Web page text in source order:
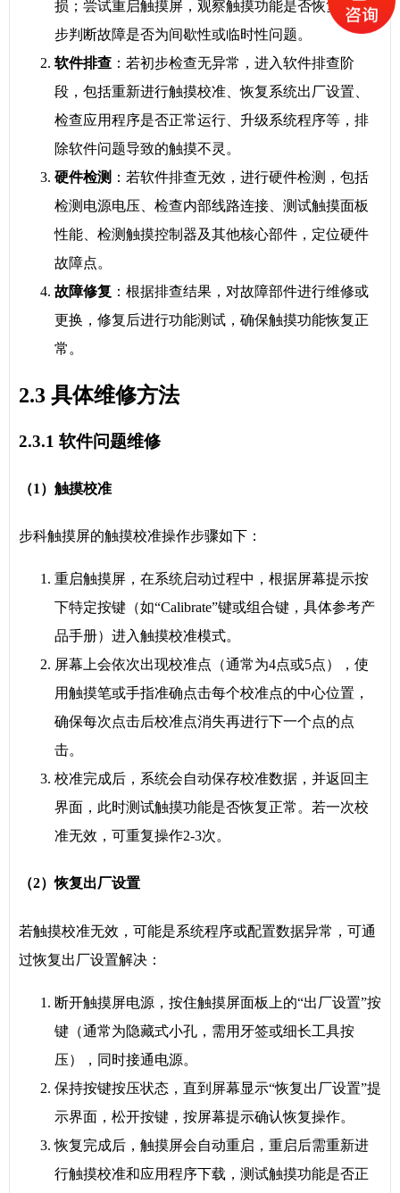
损；尝试重启触摸屏，观察触摸功能是否恢复，初
步判断故障是否为间歇性或临时性问题。
软件排查 ：若初步检查无异常，进入软件排查阶
段，包括重新进行触摸校准、恢复系统出厂设置、
检查应用程序是否正常运行、升级系统程序等，排
除软件问题导致的触摸不灵。
硬件检测 ：若软件排查无效，进行硬件检测，包括
检测电源电压、检查内部线路连接、测试触摸面板
性能、检测触摸控制器及其他核心部件，定位硬件
故障点。
故障修复 ：根据排查结果，对故障部件进行维修或
更换，修复后进行功能测试，确保触摸功能恢复正
常。
2.3 具体维修方法
2.3.1 软件问题维修
（1）触摸校准
步科触摸屏的触摸校准操作步骤如下：
重启触摸屏，在系统启动过程中，根据屏幕提示按
下特定按键（如“Calibrate”键或组合键，具体参考产
品手册）进入触摸校准模式。
屏幕上会依次出现校准点（通常为4点或5点），使
用触摸笔或手指准确点击每个校准点的中心位置，
确保每次点击后校准点消失再进行下一个点的点
击。
校准完成后，系统会自动保存校准数据，并返回主
界面，此时测试触摸功能是否恢复正常。若一次校
准无效，可重复操作2-3次。
（2）恢复出厂设置
若触摸校准无效，可能是系统程序或配置数据异常，可通
过恢复出厂设置解决：
断开触摸屏电源，按住触摸屏面板上的“出厂设置”按
键（通常为隐藏式小孔，需用牙签或细长工具按
压），同时接通电源。
保持按键按压状态，直到屏幕显示“恢复出厂设置”提
示界面，松开按键，按屏幕提示确认恢复操作。
恢复完成后，触摸屏会自动重启，重启后需重新进
行触摸校准和应用程序下载，测试触摸功能是否正